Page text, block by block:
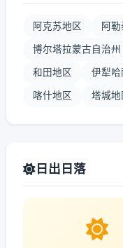
阿克苏地区 阿
博尔塔拉蒙古自治州
和田地区 伊犁哈
喀什地区 塔城地
日出日落